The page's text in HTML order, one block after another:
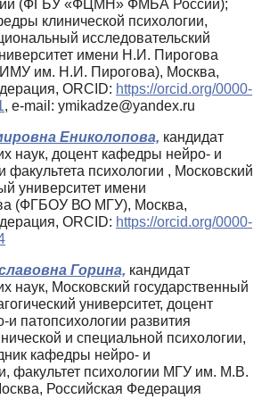
(ФГБУ «ФЦМН» ФМБА России);
клинической психологии,
исследовательский
имени Н.И. Пирогова
им. Н.И. Пирогова), Москва,
ORCID: https://orcid.org/0000-
, e-mail: ymikadze@yandex.ru
Ениколопова, кандидат
наук, доцент кафедры нейро- и
факультета психологии , Московский
университет имени
(ФГБОУ ВО МГУ), Москва,
ORCID: https://orcid.org/0000-
Горина, кандидат
наук, Московский государственный
университет, доцент
патопсихологии развития
и специальной психологии,
кафедры нейро- и
факультет психологии МГУ им. М.В.
Российская Федерация